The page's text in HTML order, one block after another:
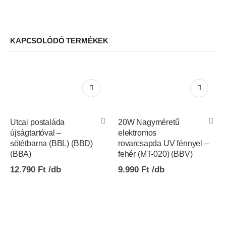
KAPCSOLÓDÓ TERMÉKEK
Utcai postaláda
újságtartóval –
sötétbarna (BBL) (BBD)
(BBA)
12.790 Ft
20W Nagyméretű
elektromos
rovarcsapda UV fénnyel –
fehér (MT-020) (BBV)
9.990 Ft